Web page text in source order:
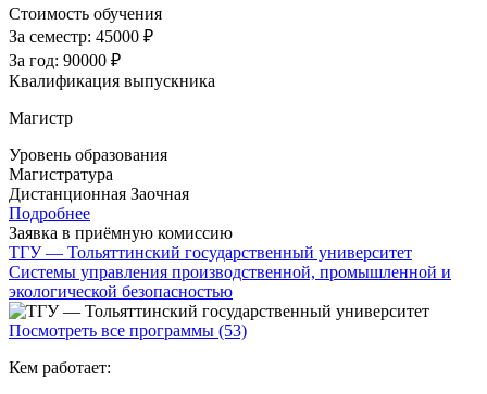
Стоимость обучения
За семестр: 45000 ₽
За год: 90000 ₽
Квалификация выпускника
Магистр
Уровень образования
Магистратура
Дистанционная Заочная
Подробнее
Заявка в приёмную комиссию
ТГУ — Тольяттинский государственный университет
Системы управления производственной, промышленной и
экологической безопасностью
Посмотреть все программы (53)
Кем работает: